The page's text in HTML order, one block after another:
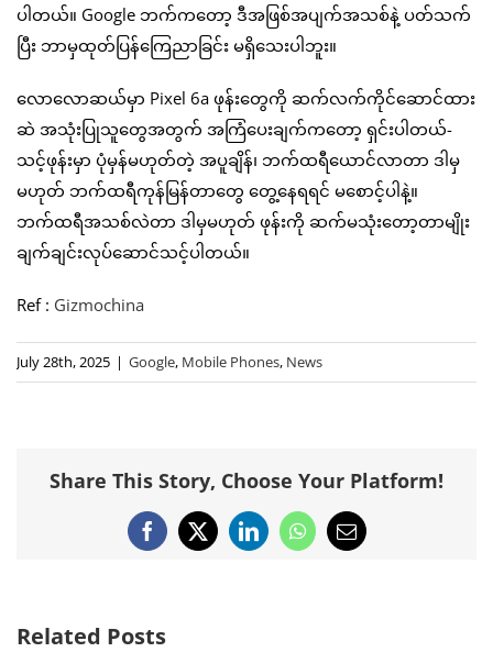
ပါတယ်။ Google ဘက်ကတော့ ဒီအဖြစ်အပျက်အသစ်နဲ့ ပတ်သက်
ပြီး ဘာမှထုတ်ပြန်ကြေညာခြင်း မရှိသေးပါဘူး။
လောလောဆယ်မှာ Pixel 6a ဖုန်းတွေကို ဆက်လက်ကိုင်ဆောင်ထား
ဆဲ အသုံးပြုသူတွေအတွက် အကြံပေးချက်ကတော့ ရှင်းပါတယ်-
သင့်ဖုန်းမှာ ပုံမှန်မဟုတ်တဲ့ အပူချိန်၊ ဘက်ထရီယောင်လာတာ ဒါမှ
မဟုတ် ဘက်ထရီကုန်မြန်တာတွေ တွေ့နေရရင် မစောင့်ပါနဲ့။
ဘက်ထရီအသစ်လဲတာ ဒါမှမဟုတ် ဖုန်းကို ဆက်မသုံးတော့တာမျိုး
ချက်ချင်းလုပ်ဆောင်သင့်ပါတယ်။
Ref : Gizmochina
July 28th, 2025 | Google, Mobile Phones, News
Share This Story, Choose Your Platform!
Facebook
X LinkedInWhatsApp
Email
Related Posts